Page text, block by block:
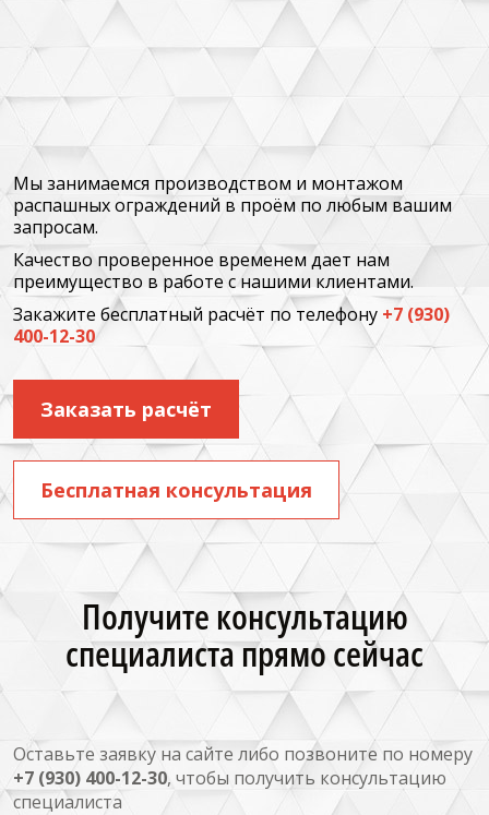
Мы занимаемся производством и монтажом
распашных ограждений в проём по любым вашим
запросам.
Качество проверенное временем дает нам
преимущество в работе с нашими клиентами.
Закажите бесплатный расчёт по телефону +7 (930)
400-12-30
Заказать расчёт
Бесплатная консультация
Получите консультацию
специалиста прямо сейчас
Оставьте заявку на сайте либо позвоните по номеру
+7 (930) 400-12-30, чтобы получить консультацию
специалиста